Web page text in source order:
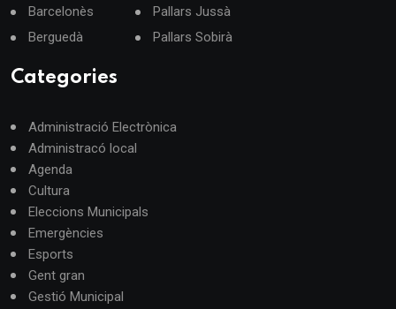
Barcelonès
Berguedà
Pallars Jussà
Pallars Sobirà
Categories
Administració Electrònica
Administracó local
Agenda
Cultura
Eleccions Municipals
Emergències
Esports
Gent gran
Gestió Municipal